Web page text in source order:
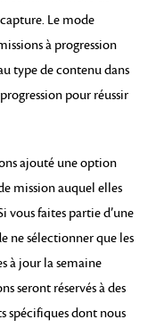
Le mode
à progression
type de contenu dans
pour réussir
ajouté une option
mission auquel elles
vous faites partie d’une
ne sélectionner que les
à jour la semaine
seront réservés à des
spécifiques dont nous